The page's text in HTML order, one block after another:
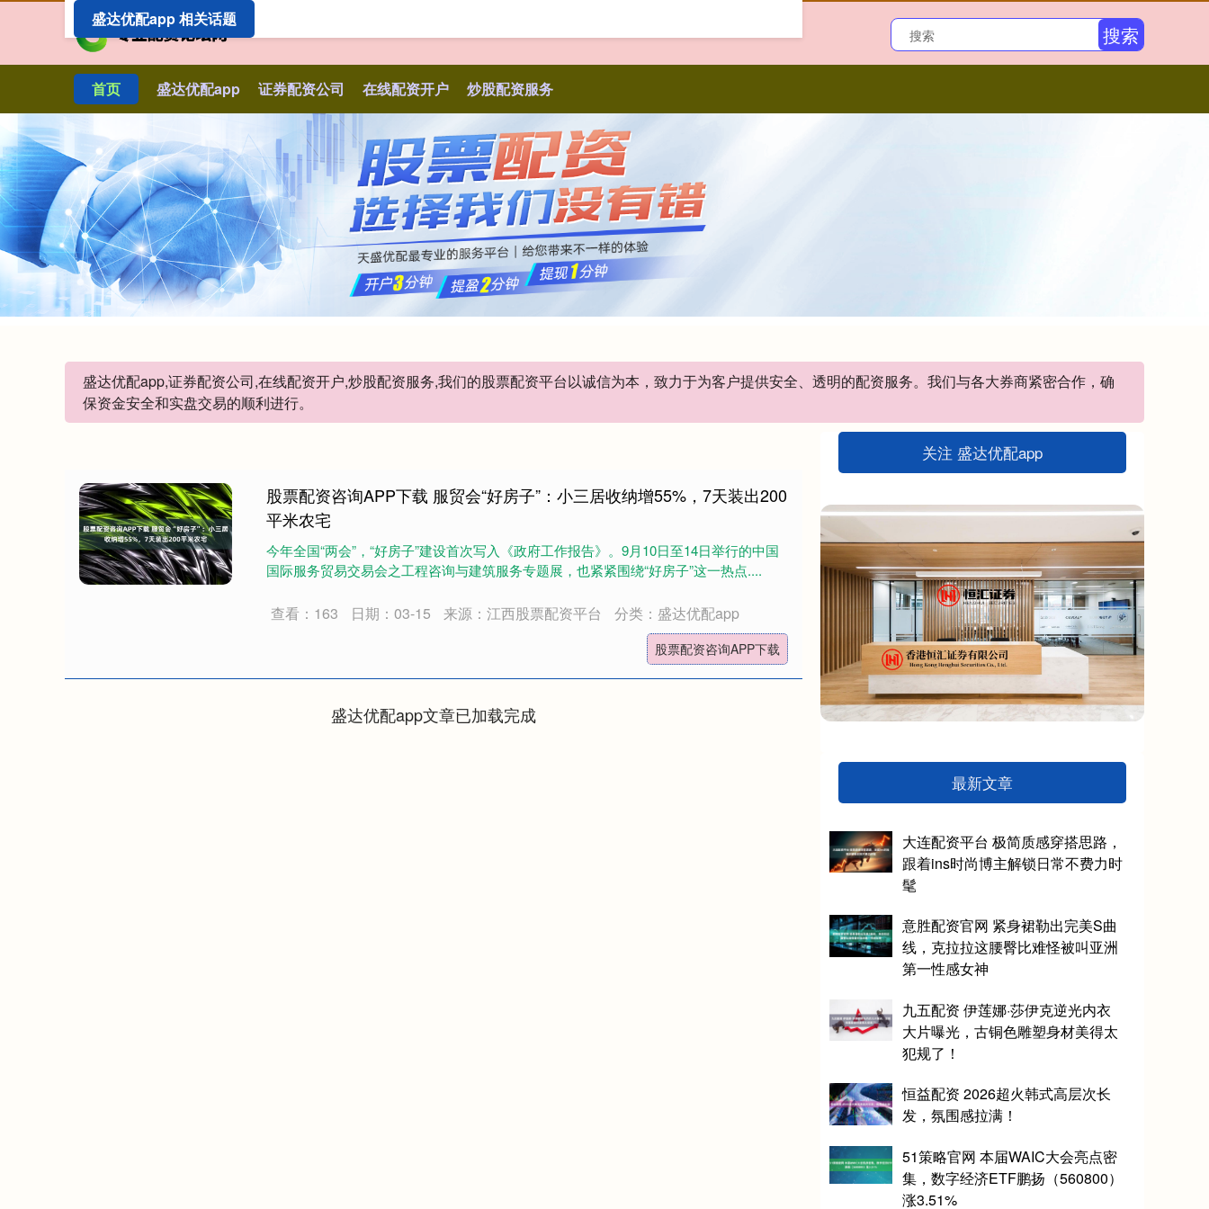
搜索
首页 盛达优配app 证券配资公司 在线配资开户 炒股配资服务
盛达优配app,证券配资公司,在线配资开户,炒股配资服务,我们的股票配资平台以诚信为本，致力于为客户提供安全、透明的配资服务。我们与各大券商紧密合作，确
保资金安全和实盘交易的顺利进行。
盛达优配app 相关话题
股票配资咨询APP下载 服贸会“好房子”：小三居收纳增55%，7天装出200
平米农宅
今年全国“两会”，“好房子”建设首次写入《政府工作报告》。9月10日至14日举行的中国
国际服务贸易交易会之工程咨询与建筑服务专题展，也紧紧围绕“好房子”这一热点....
查看：163 日期：03-15 来源：江西股票配资平台 分类：盛达优配app
股票配资咨询APP下载
盛达优配app文章已加载完成
关注 盛达优配app
最新文章
大连配资平台 极简质感穿搭思路，
跟着ins时尚博主解锁日常不费力时
髦
意胜配资官网 紧身裙勒出完美S曲
线，克拉拉这腰臀比难怪被叫亚洲
第一性感女神
九五配资 伊莲娜·莎伊克逆光内衣
大片曝光，古铜色雕塑身材美得太
犯规了！
恒益配资 2026超火韩式高层次长
发，氛围感拉满！
51策略官网 本届WAIC大会亮点密
集，数字经济ETF鹏扬（560800）
涨3.51%